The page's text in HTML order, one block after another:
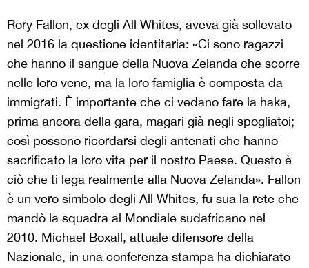
Rory Fallon, ex degli All Whites, aveva già sollevato
nel 2016 la questione identitaria: «Ci sono ragazzi
che hanno il sangue della Nuova Zelanda che scorre
nelle loro vene, ma la loro famiglia è composta da
immigrati. È importante che ci vedano fare la haka,
prima ancora della gara, magari già negli spogliatoi;
così possono ricordarsi degli antenati che hanno
sacrificato la loro vita per il nostro Paese. Questo è
ciò che ti lega realmente alla Nuova Zelanda». Fallon
è un vero simbolo degli All Whites, fu sua la rete che
mandò la squadra al Mondiale sudafricano nel
2010. Michael Boxall, attuale difensore della
Nazionale, in una conferenza stampa ha dichiarato